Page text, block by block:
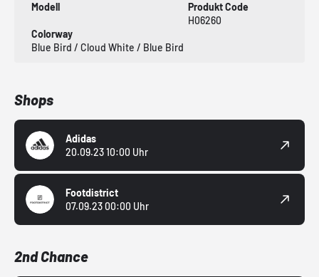
Modell
Produkt Code
H06260
Colorway
Blue Bird / Cloud White / Blue Bird
Shops
Adidas
20.09.23 10:00 Uhr
Footdistrict
07.09.23 00:00 Uhr
2nd Chance